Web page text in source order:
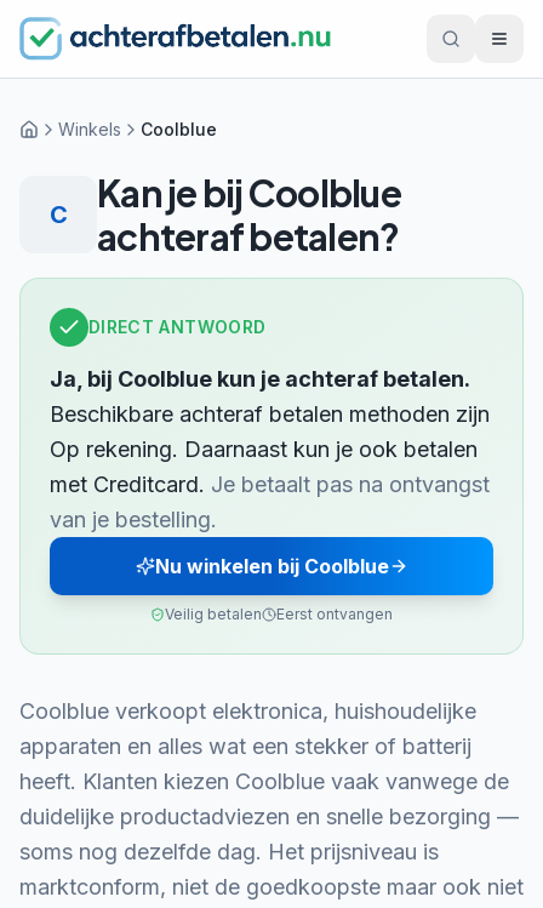
HomeWinkels Coolblue
C Kan je bijCoolblue
achteraf betalen?
DIRECT ANTWOORD
Ja, bij Coolblue kun je achteraf betalen.
Beschikbare achteraf betalen methoden zijn
Op rekening. Daarnaast kun je ook betalen
met Creditcard. Je betaalt pas na ontvangst
van je bestelling.
Nu winkelen bij Coolblue
Veilig betalen Eerst ontvangen
Coolblue verkoopt elektronica, huishoudelijke
apparaten en alles wat een stekker of batterij
heeft. Klanten kiezen Coolblue vaak vanwege de
duidelijke productadviezen en snelle bezorging —
soms nog dezelfde dag. Het prijsniveau is
marktconform, niet de goedkoopste maar ook niet